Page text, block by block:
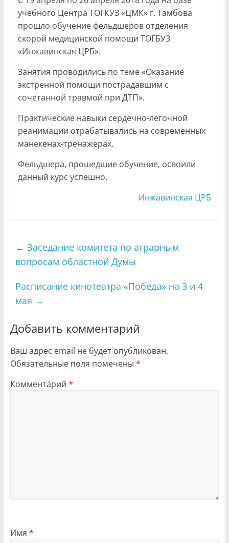
учебного Центра ТОГКУЗ «ЦМК» г. Тамбова
прошло обучение фельдшеров отделения
скорой медицинской помощи ТОГБУЗ
«Инжавинская ЦРБ».
Занятия проводились по теме «Оказание
экстренной помощи пострадавшим с
сочетанной травмой при ДТП».
Практические навыки сердечно-легочной
реанимации отрабатывались на современных
манекенах-тренажерах.
Фельдшера, прошедшие обучение, освоили
данный курс успешно.
Инжавинская ЦРБ
← Заседание комитета по аграрным
вопросам областной Думы
Расписание кинотеатра «Победа» на 3 и 4
мая →
Добавить комментарий
Ваш адрес email не будет опубликован.
Обязательные поля помечены *
Комментарий *
Имя *